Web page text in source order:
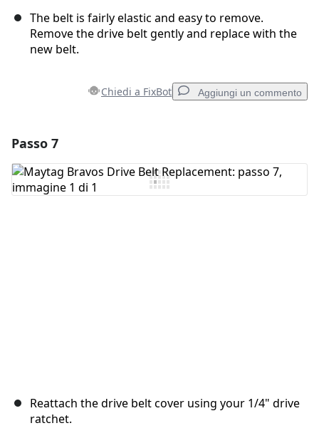
The belt is fairly elastic and easy to remove.
Remove the drive belt gently and replace with the
new belt.
Chiedi a FixBot Aggiungi un commento
Aggiungi Commento
Passo 7
Reattach the drive belt cover using your 1/4" drive
ratchet.